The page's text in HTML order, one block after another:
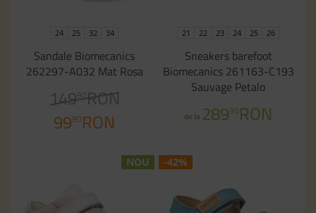
24 25 32 34
Sandale Biomecanics
262297-A032 Mat Rosa
149 90RON
9990RON
21 22 23 24 25 26
Sneakers barefoot
Biomecanics 261163-C193
Sauvage Petalo
de la 28990RON
NOU -42%